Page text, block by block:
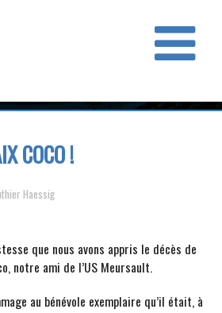
COCO !
Haessig
que nous avons appris le décès de
notre ami de l’US Meursault.
au bénévole exemplaire qu’il était, à